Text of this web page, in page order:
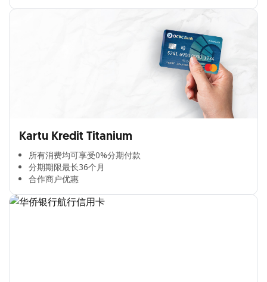
Kartu Kredit Titanium
所有消费均可享受0%分期付款​
分期期限最长36个月​
合作商户优惠​